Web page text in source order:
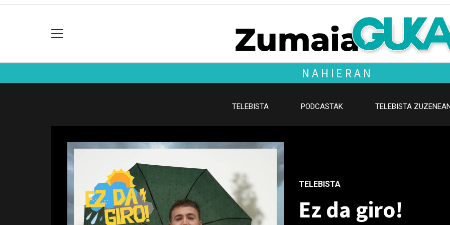
NAHIERAN
TELEBISTA PODCASTAK TELEBISTA
TELEBISTA
Ez da giro!